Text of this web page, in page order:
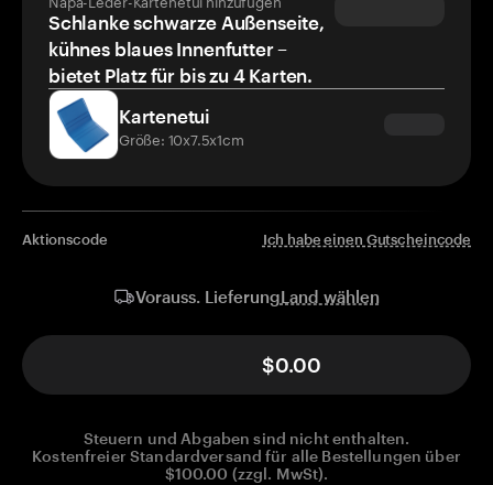
Schlanke schwarze Außenseite,
kühnes blaues Innenfutter –
bietet Platz für bis zu 4 Karten.
Kartenetui
Größe: 10x7.5x1cm
Aktionscode Ich habe einen Gutscheincode
Vorauss. LieferungLand wählen
$0.00
Steuern und Abgaben sind nicht enthalten.
Kostenfreier Standardversand für alle Bestellungen über
$100.00 (zzgl. MwSt).